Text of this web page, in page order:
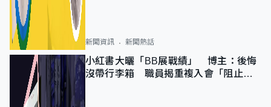
新聞資訊 新聞熱話
小紅書大曬「BB展戰績」 博主：後悔
沒帶行李箱 職員揭重複入會「阻止唔